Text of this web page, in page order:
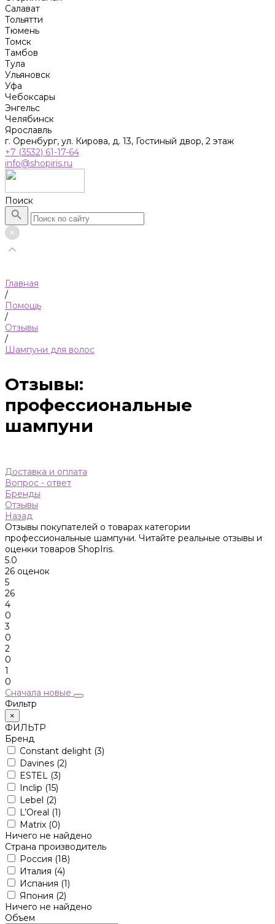
Салават
Тольятти
Тюмень
Томск
Тамбов
Тула
Ульяновск
Уфа
Чебоксары
Энгельс
Челябинск
Ярославль
г. Оренбург, ул. Кирова, д. 13, Гостиный двор, 2 этаж
+7 (3532) 61-17-64
info@shopiris.ru
Поиск
Главная
/
Помощь
/
Отзывы
/
Шампуни для волос
Отзывы:
профессиональные
шампуни
Доставка и оплата
Вопрос - ответ
Бренды
Отзывы
Назад
Отзывы покупателей о товарах категории
профессиональные шампуни. Читайте реальные отзывы и
оценки товаров ShopIris.
5.0
26 оценок
5
26
4
0
3
0
2
0
1
0
Сначала новые
Фильтр
×
ФИЛЬТР
Бренд
Constant delight (3)
Davines (2)
ESTEL
(3)
Inclip (15)
Lebel (2)
L’Oreal (1)
Matrix (0)
Ничего не найдено
Страна производитель
Россия (18)
Италия (4)
Испания (1)
Япония (2)
Ничего не найдено
Объем